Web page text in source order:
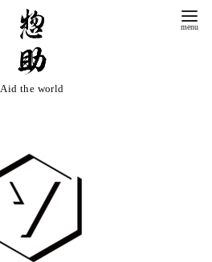
Aid the world